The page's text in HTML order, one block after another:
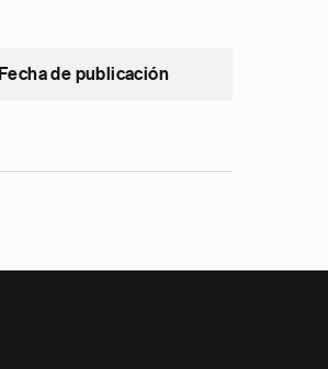
Fecha de publicación